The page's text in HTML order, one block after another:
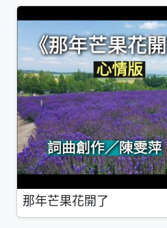
那年芒果花開了